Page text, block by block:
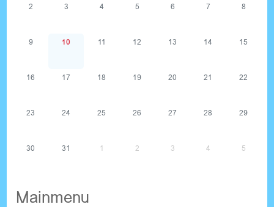
2 3 4 5 6 7 8
9 10 11 12 13 14 15
16 17 18 19 20 21 22
23 24 25 26 27 28 29
30 31 1 2 3 4 5
Mainmenu